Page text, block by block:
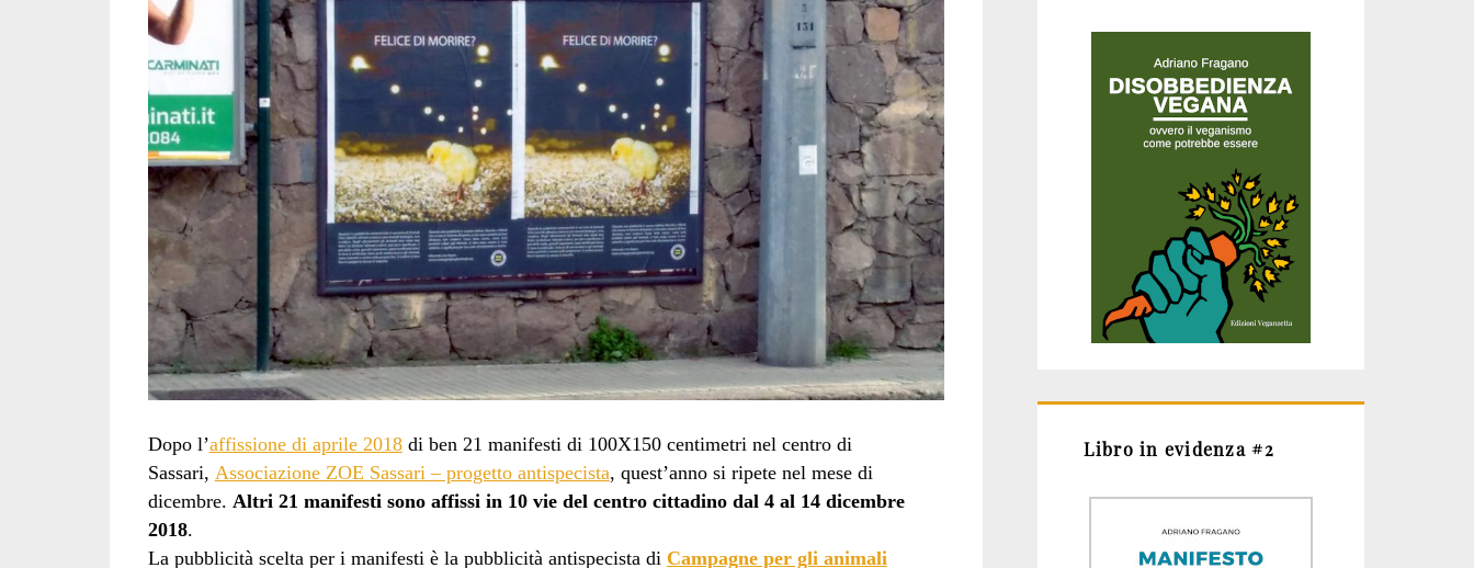
Dopo l’affissione di aprile 2018di ben 21 manifesti di 100X150 centimetri nel centro di
Sassari, Associazione ZOE Sassari – progetto antispecista, quest’anno si ripete nel mese di
dicembre. Altri 21 manifesti sono affissi in 10 vie del centro cittadino dal 4 al 14 dicembre
2018.
La pubblicità scelta per i manifesti è la pubblicità antispecista di Campagne per gli animali
Libro in evidenza #2